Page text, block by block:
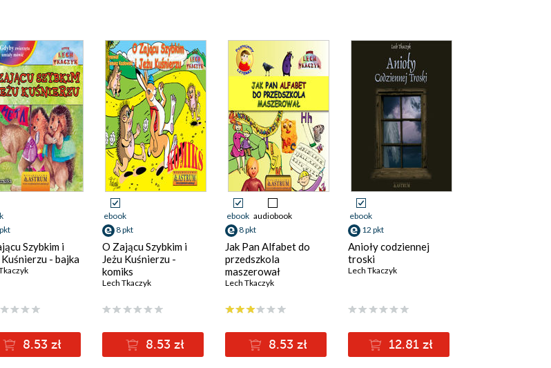
Szybkim i
Kuśnierzu - bajka
8.53 zł
ebook
8 pkt
O Zającu Szybkim i
Jeżu Kuśnierzu -
komiks
Lech Tkaczyk
8.53 zł
ebook audiobook
8 pkt
Jak Pan Alfabet do
przedszkola
maszerował
Lech Tkaczyk
8.53 zł
ebook
12 pkt
Anioły codziennej
troski
Lech Tkaczyk
12.81 zł